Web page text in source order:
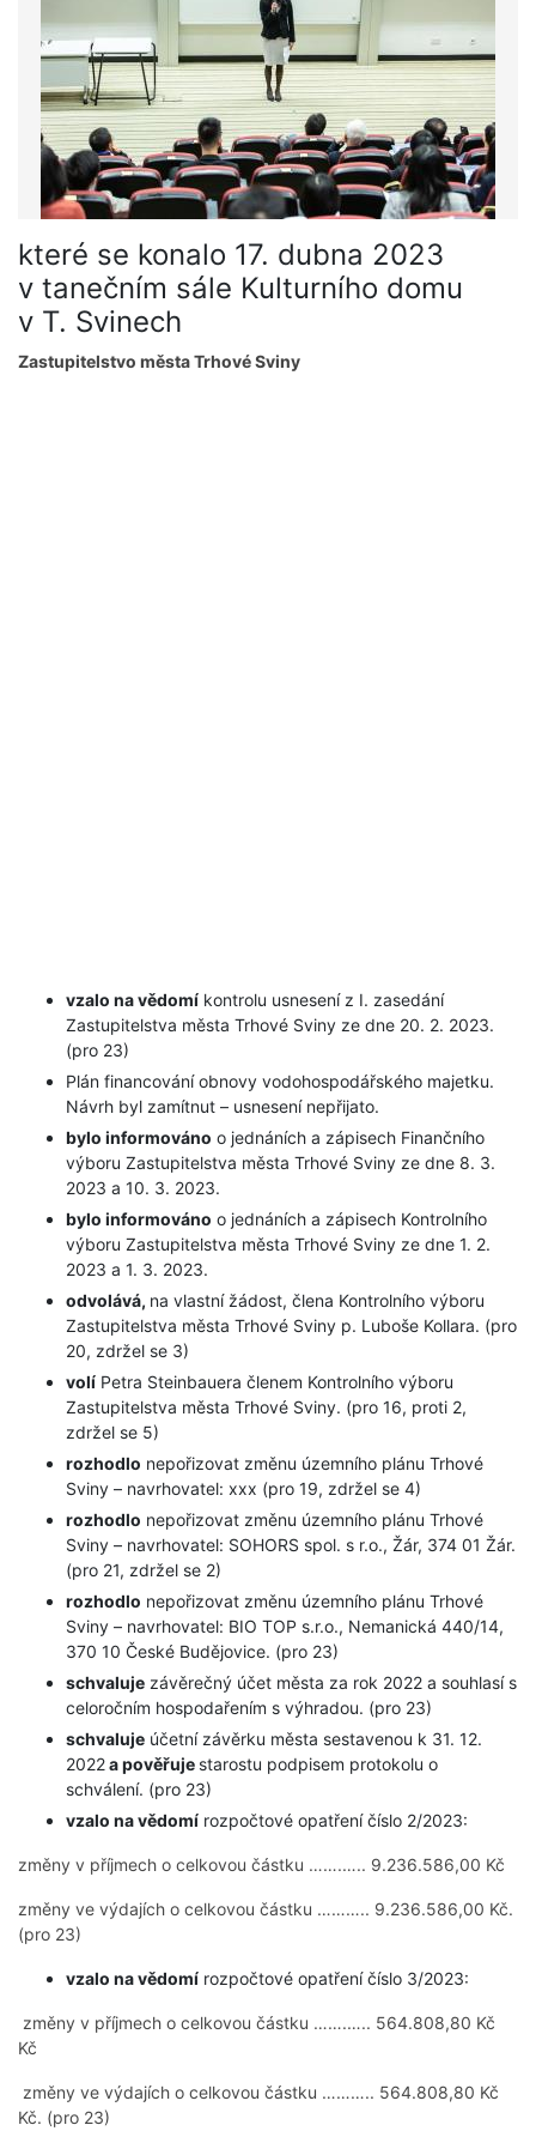
které se konalo 17. dubna 2023
v tanečním sále Kulturního domu
v T. Svinech
Zastupitelstvo města Trhové Sviny
vzalo na vědomí kontrolu usnesení z I. zasedání
Zastupitelstva města Trhové Sviny ze dne 20. 2. 2023.
(pro 23)
Plán financování obnovy vodohospodářského majetku.
Návrh byl zamítnut – usnesení nepřijato.
bylo informováno o jednáních a zápisech Finančního
výboru Zastupitelstva města Trhové Sviny ze dne 8. 3.
2023 a 10. 3. 2023.
bylo informováno o jednáních a zápisech Kontrolního
výboru Zastupitelstva města Trhové Sviny ze dne 1. 2.
2023 a 1. 3. 2023.
odvolává, na vlastní žádost, člena Kontrolního výboru
Zastupitelstva města Trhové Sviny p. Luboše Kollara. (pro
20, zdržel se 3)
volí Petra Steinbauera členem Kontrolního výboru
Zastupitelstva města Trhové Sviny. (pro 16, proti 2,
zdržel se 5)
rozhodlo nepořizovat změnu územního plánu Trhové
Sviny – navrhovatel: xxx (pro 19, zdržel se 4)
rozhodlo nepořizovat změnu územního plánu Trhové
Sviny – navrhovatel: SOHORS spol. s r.o., Žár, 374 01 Žár.
(pro 21, zdržel se 2)
rozhodlo nepořizovat změnu územního plánu Trhové
Sviny – navrhovatel: BIO TOP s.r.o., Nemanická 440/14,
370 10 České Budějovice. (pro 23)
schvaluje závěrečný účet města za rok 2022 a souhlasí s
celoročním hospodařením s výhradou. (pro 23)
schvaluje účetní závěrku města sestavenou k 31. 12.
2022a pověřuje starostu podpisem protokolu o
schválení. (pro 23)
vzalo na vědomí rozpočtové opatření číslo 2/2023:
změny v příjmech o celkovou částku …….….. 9.236.586,00 Kč
změny ve výdajích o celkovou částku ……….. 9.236.586,00 Kč.
(pro 23)
vzalo na vědomí rozpočtové opatření číslo 3/2023:
změny v příjmech o celkovou částku …….….. 564.808,80 Kč
Kč
změny ve výdajích o celkovou částku ……….. 564.808,80 Kč
Kč. (pro 23)